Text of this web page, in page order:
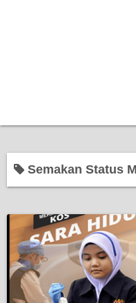
Semakan Status